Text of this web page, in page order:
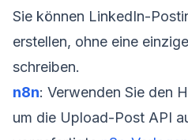
Sie können LinkedIn-
erstellen, ohne eine
schreiben.
n8n: Verwenden Sie den
um die Upload-Post API